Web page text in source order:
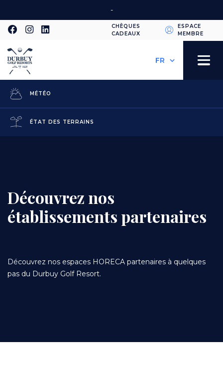
au
contenu
-
navigation
CHÈQUES
CADEAUX
ESPACE
MEMBRE
your
Les restaurants de
la vieille ville
MÉTÉO
ÉTAT DES TERRAINS
Découvrez nos
établissements partenaires
Découvrez nos espaces HORECA partenaires à quelques
pas du Durbuy Golf Resort.